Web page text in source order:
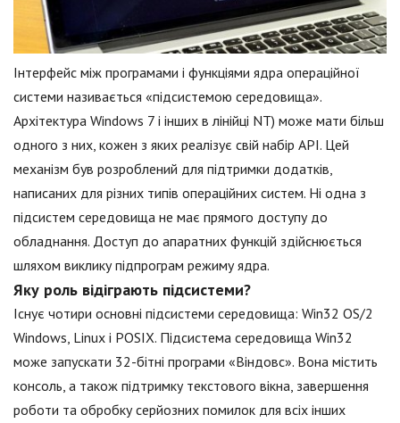
Інтерфейс між програмами і функціями ядра операційної
системи називається «підсистемою середовища».
Архітектура Windows 7 і інших в лінійці NT) може мати більш
одного з них, кожен з яких реалізує свій набір API. Цей
механізм був розроблений для підтримки додатків,
написаних для різних типів операційних систем. Ні одна з
підсистем середовища не має прямого доступу до
обладнання. Доступ до апаратних функцій здійснюється
шляхом виклику підпрограм режиму ядра.
Яку роль відіграють підсистеми?
Існує чотири основні підсистеми середовища: Win32 OS/2
Windows, Linux і POSIX. Підсистема середовища Win32
може запускати 32-бітні програми «Віндовс». Вона містить
консоль, а також підтримку текстового вікна, завершення
роботи та обробку серйозних помилок для всіх інших